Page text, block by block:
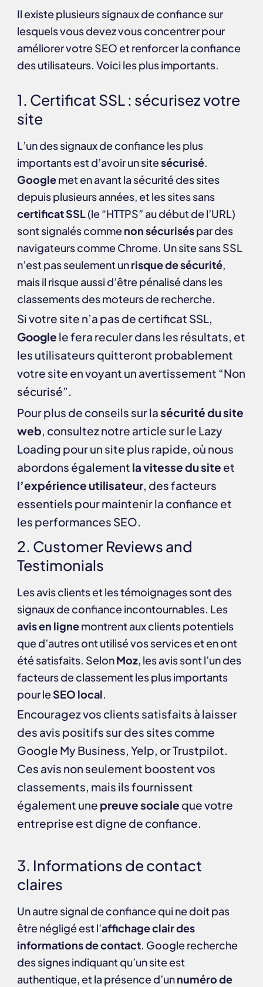
Il existe plusieurs signaux de confiance sur
lesquels vous devez vous concentrer pour
améliorer votre SEO et renforcer la confiance
des utilisateurs. Voici les plus importants.
1. Certificat SSL : sécurisez votre
site
L’un des signaux de confiance les plus
importants est d’avoir un sitesécurisé.
Googlemet en avant la sécurité des sites
depuis plusieurs années, et les sites sans
certificat SSL(le “HTTPS” au début de l’URL)
sont signalés commenon sécuriséspar des
navigateurs comme Chrome. Un site sans SSL
n’est pas seulement unrisque de sécurité,
mais il risque aussi d’être pénalisé dans les
classements des moteurs de recherche.
Si votre site n’a pas de certificat SSL,
Google le fera reculer dans les résultats, et
les utilisateurs quitteront probablement
votre site en voyant un avertissement “Non
sécurisé”.
Pour plus de conseils sur lasécurité du site
web, consultez notre article sur le Lazy
Loading pour un site plus rapide, où nous
abordons également la vitesse du site et
l’expérience utilisateur, des facteurs
essentiels pour maintenir la confiance et
les performances SEO.
2. Customer Reviews and
Testimonials
Les avis clients et les témoignages sont des
signaux de confiance incontournables. Les
avis en lignemontrent aux clients potentiels
que d’autres ont utilisé vos services et en ont
été satisfaits. SelonMoz, les avis sont l’un des
facteurs de classement les plus importants
pour leSEO local.
Encouragez vos clients satisfaits à laisser
des avis positifs sur des sites comme
Google My Business,Yelp, orTrustpilot.
Ces avis non seulement boostent vos
classements, mais ils fournissent
également une preuve sociale que votre
entreprise est digne de confiance.
3. Informations de contact
claires
Un autre signal de confiance qui ne doit pas
être négligé est l’affichage clair des
informations de contact. Google recherche
des signes indiquant qu’un site est
authentique, et la présence d’unnuméro de